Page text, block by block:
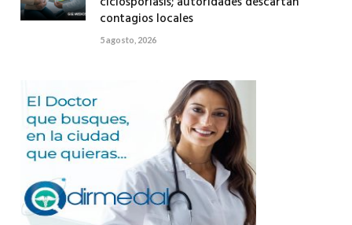
contagios locales
5 agosto, 2026